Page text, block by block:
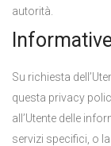
autorità.
Su richiesta
questa privacy
all’Utente delle
servizi specifici, o